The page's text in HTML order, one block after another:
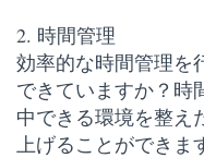
2. 時間管理
効率的な時間管理を
できていますか？時
中できる環境を整え
上げることができま